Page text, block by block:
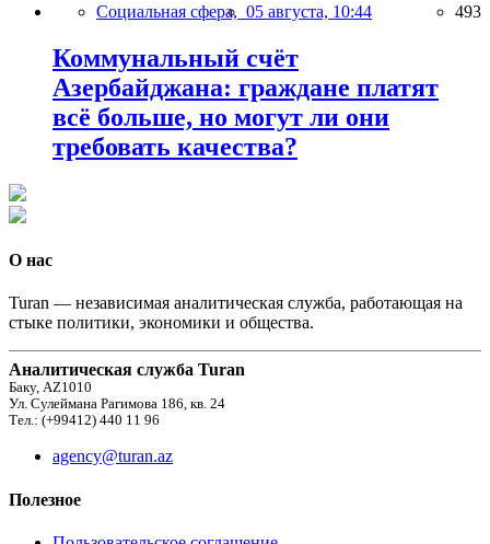
Социальная сфера, 05 августа, 10:44 493
Коммунальный счёт
Азербайджана: граждане платят
всё больше, но могут ли они
требовать качества?
О нас
Turan — независимая аналитическая служба, работающая на
стыке политики, экономики и общества.
Аналитическая служба Turan
Баку, AZ1010
Ул. Сулеймана Рагимова 186, кв. 24
Тел.: (+99412) 440 11 96
agency@turan.az
Полезное